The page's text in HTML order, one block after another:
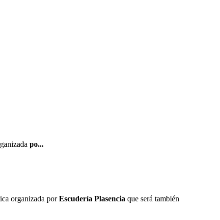
po...
organizada porEscudería Plasencia que será también